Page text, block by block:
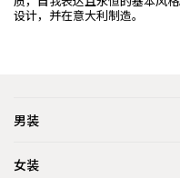
设计，并在意大利制造。
男装
女装